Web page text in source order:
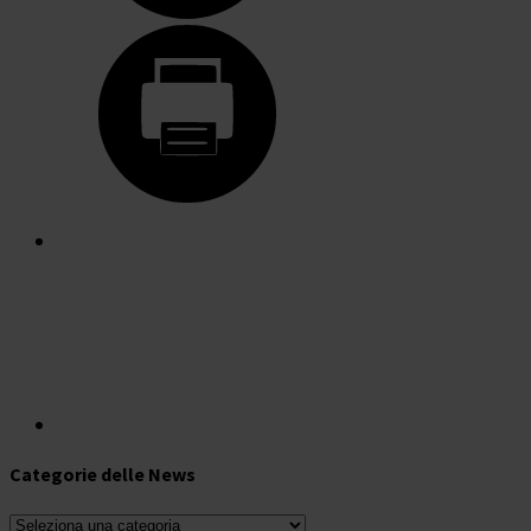
Categorie delle News
Categorie